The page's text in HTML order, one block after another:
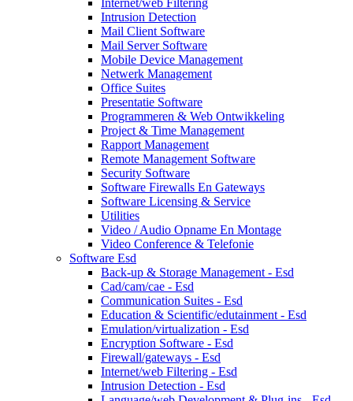
Intrusion Detection
Mail Client Software
Mail Server Software
Mobile Device Management
Netwerk Management
Office Suites
Presentatie Software
Programmeren & Web Ontwikkeling
Project & Time Management
Rapport Management
Remote Management Software
Security Software
Software Firewalls En Gateways
Software Licensing & Service
Utilities
Video / Audio Opname En Montage
Video Conference & Telefonie
Software Esd
Back-up & Storage Management - Esd
Cad/cam/cae - Esd
Communication Suites - Esd
Education & Scientific/edutainment - Esd
Emulation/virtualization - Esd
Encryption Software - Esd
Firewall/gateways - Esd
Internet/web Filtering - Esd
Intrusion Detection - Esd